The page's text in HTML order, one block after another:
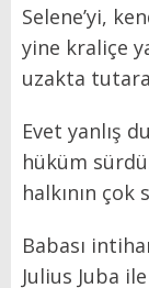
Selene’yi,
yine kraliçe
uzakta
Evet yanlış
hüküm
halkının
Babası
Julius Juba